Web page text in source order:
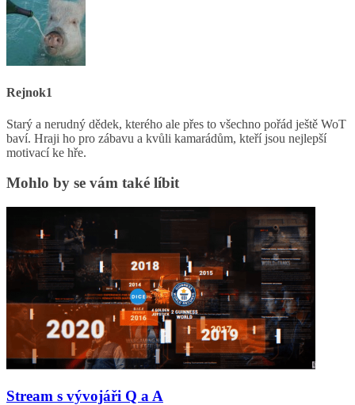
Rejnok1
Starý a nerudný dědek, kterého ale přes to všechno pořád ještě WoT
baví. Hraji ho pro zábavu a kvůli kamarádům, kteří jsou nejlepší
motivací ke hře.
Mohlo by se vám také líbit
Stream s vývojáři Q a A